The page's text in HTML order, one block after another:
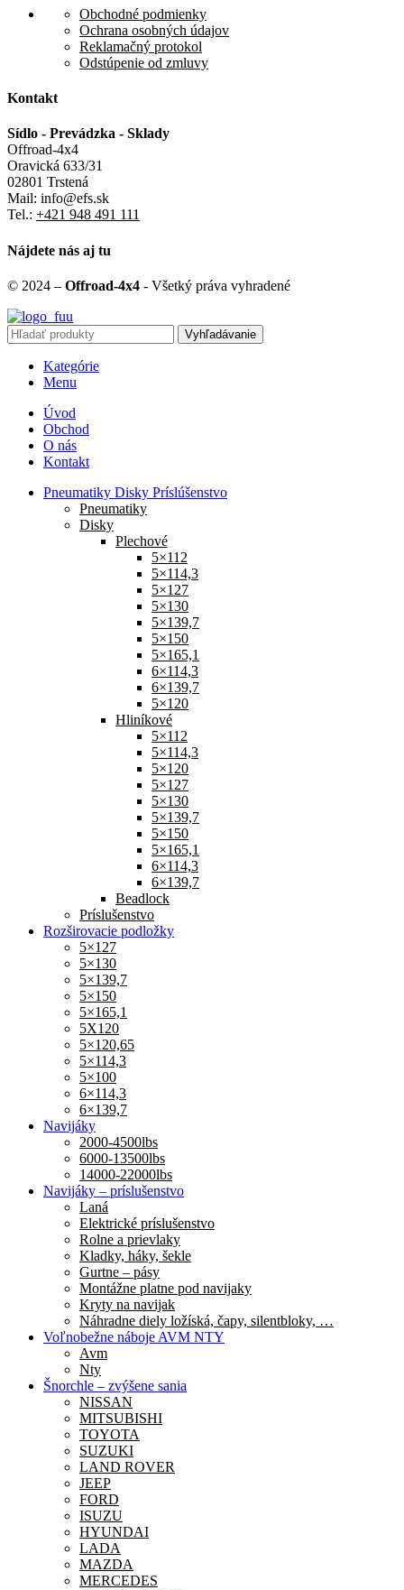
Obchodné podmienky
Ochrana osobných údajov
Reklamačný protokol
Odstúpenie od zmluvy
Kontakt
Sídlo - Prevádzka - Sklady
Offroad-4x4
Oravická 633/31
02801 Trstená
Mail: info@efs.sk
Tel.: +421 948 491 111
Nájdete nás aj tu
© 2024 – Offroad-4x4 - Všetký práva vyhradené
Vyhľadávanie
Kategórie
Menu
Úvod
Obchod
O nás
Kontakt
Pneumatiky Disky Príslúšenstvo
Pneumatiky
Disky
Plechové
5×112
5×114,3
5×127
5×130
5×139,7
5×150
5×165,1
6×114,3
6×139,7
5×120
Hliníkové
5×112
5×114,3
5×120
5×127
5×130
5×139,7
5×150
5×165,1
6×114,3
6×139,7
Beadlock
Príslušenstvo
Rozširovacie podložky
5×127
5×130
5×139,7
5×150
5×165,1
5X120
5×120,65
5×114,3
5×100
6×114,3
6×139,7
Navijáky
2000-4500lbs
6000-13500lbs
14000-22000lbs
Navijáky – príslušenstvo
Laná
Elektrické príslušenstvo
Rolne a prievlaky
Kladky, háky, šekle
Gurtne – pásy
Montážne platne pod navijaky
Kryty na navijak
Náhradne diely ložíská, čapy, silentbloky, …
Voľnobežne náboje AVM NTY
Avm
Nty
Šnorchle – zvýšene sania
NISSAN
MITSUBISHI
TOYOTA
SUZUKI
LAND ROVER
JEEP
FORD
ISUZU
HYUNDAI
LADA
MAZDA
MERCEDES